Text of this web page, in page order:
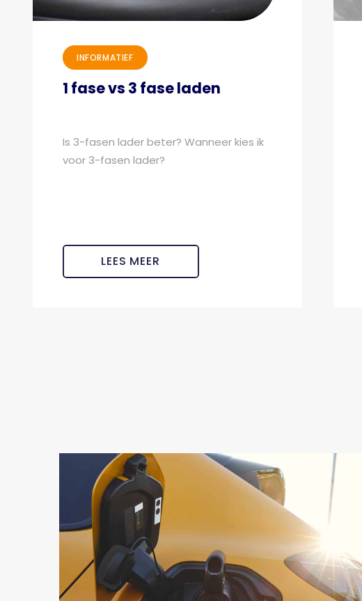
INFORMATIEF
1 fase vs 3 fase laden
Is 3-fasen lader beter? Wanneer kies ik
voor 3-fasen lader?
LEES MEER